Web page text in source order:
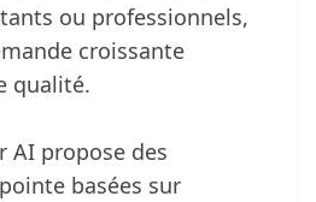
ou professionnels,
croissante
qualité.
AI propose des
basées sur